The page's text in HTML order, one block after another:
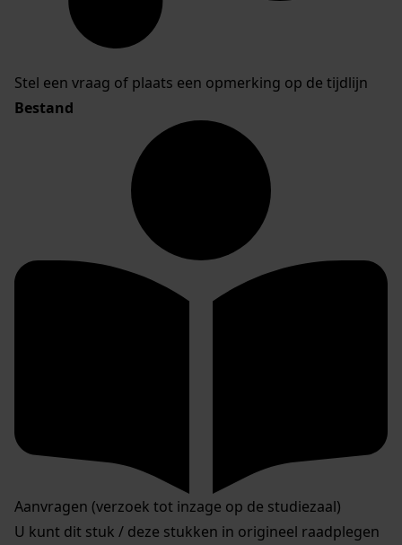
Stel een vraag of plaats een opmerking op de tijdlijn
Bestand
Aanvragen (verzoek tot inzage op de studiezaal)
U kunt dit stuk / deze stukken in origineel raadplegen